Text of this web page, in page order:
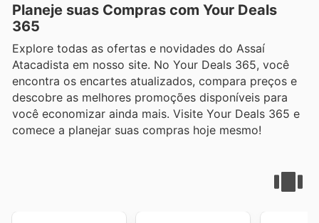
Planeje suas Compras com Your Deals
365
Explore todas as ofertas e novidades do Assaí
Atacadista em nosso site. No Your Deals 365, você
encontra os encartes atualizados, compara preços e
descobre as melhores promoções disponíveis para
você economizar ainda mais. Visite Your Deals 365 e
comece a planejar suas compras hoje mesmo!